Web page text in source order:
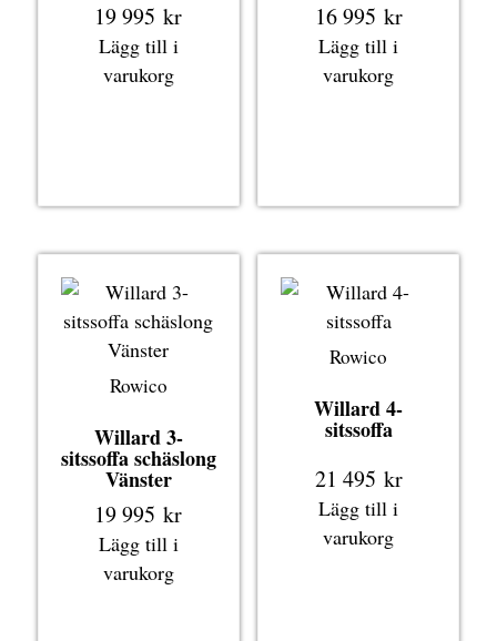
19 995kr
Lägg till i
varukorg
16 995 kr
Lägg till i
varukorg
Rowico
Willard 3-
sitssoffa schäslong
Vänster
19 995kr
Lägg till i
varukorg
Rowico
Willard 4-
sitssoffa
21 495 kr
Lägg till i
varukorg